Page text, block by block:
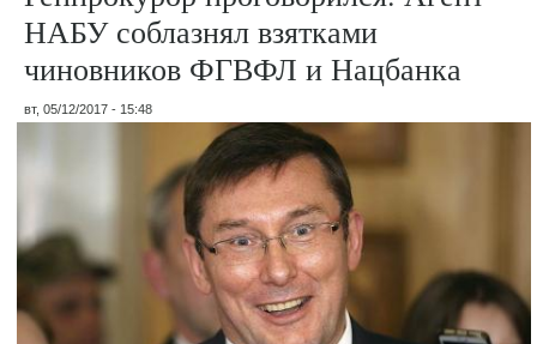
НАБУ соблазнял взятками
чиновников ФГВФЛ и Нацбанка
вт, 05/12/2017 - 15:48